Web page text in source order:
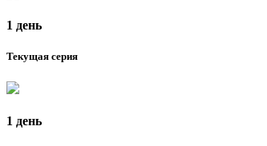
1 день
Текущая серия
1 день